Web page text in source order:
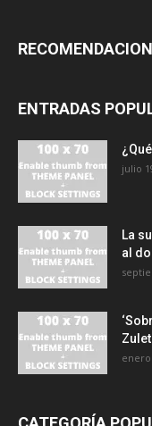
ENTRADAS
julio
La
al
enero